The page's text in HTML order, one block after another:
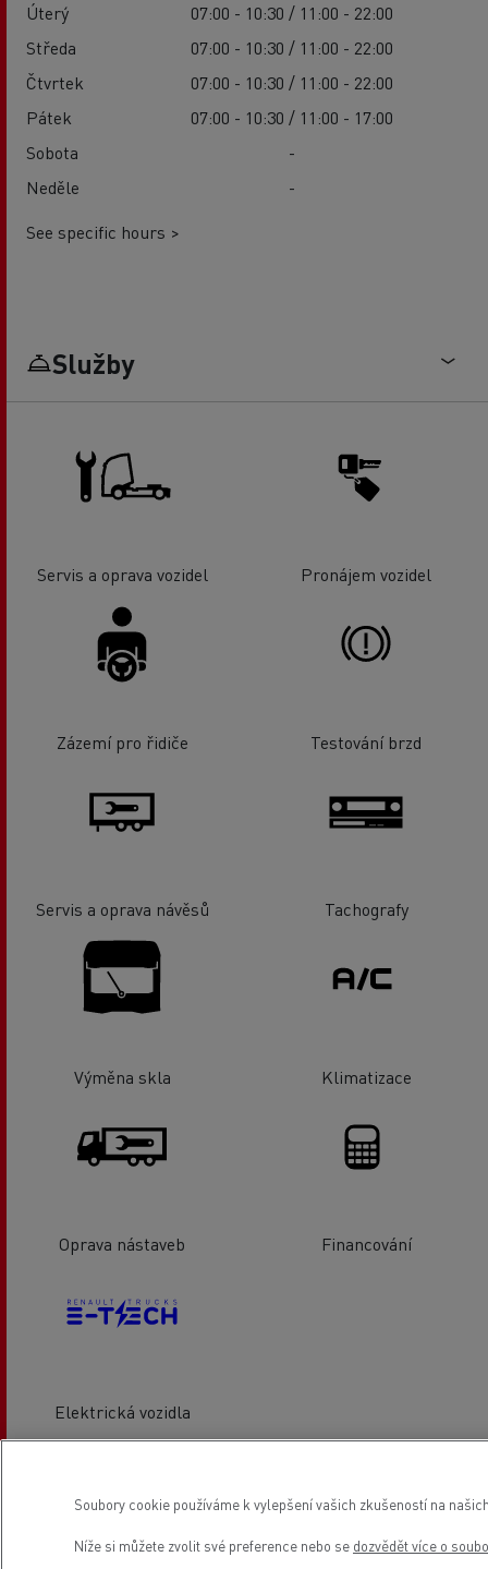
Úterý
07:00 - 10:30 / 11:00 - 22:00
Středa
07:00 - 10:30 / 11:00 - 22:00
Čtvrtek
07:00 - 10:30 / 11:00 - 22:00
Pátek
07:00 - 10:30 / 11:00 - 17:00
Sobota
-
Neděle
-
See specific hours >
Služby
Servis a oprava vozidel Pronájem vozidel
Zázemí pro řidiče Testování brzd
Servis a oprava návěsů Tachografy
Výměna skla Klimatizace
Oprava nástaveb Financování
Elektrická vozidla
Umístění
Soubory cookie používáme k vylepšení vašich zkušeností na
Níže si můžete zvolit své preference nebo se dozvědět více o